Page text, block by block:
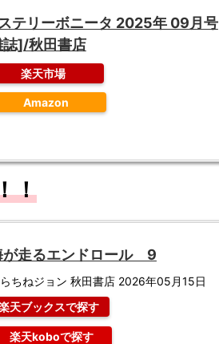
テリーボニータ 2025年 09月号
誌]/秋田書店
楽天市場
Amazon
！
が走るエンドロール 9
ちねジョン 秋田書店 2026年05月15日
天ブックスで探す
楽天koboで探す